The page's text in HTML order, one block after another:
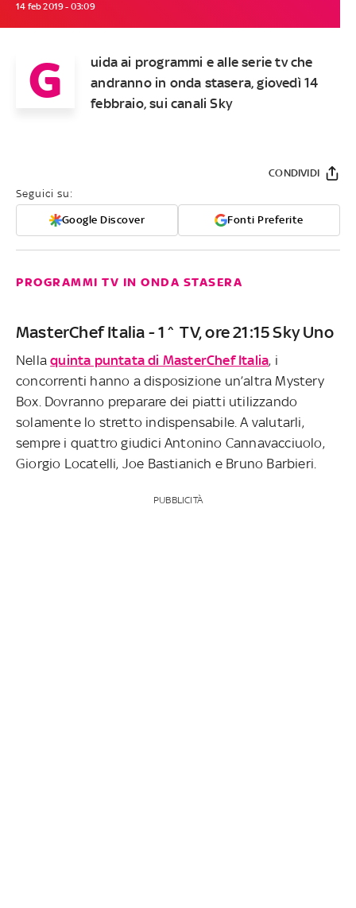
14 feb 2019 - 03:09
G
uida ai programmi e alle serie tv che
andranno in onda stasera, giovedì 14
febbraio, sui canali Sky
Seguici su:
Google Discover Fonti Preferite
CONDIVIDI
PROGRAMMI TV IN ONDA STASERA
MasterChef Italia - 1^ TV, ore 21:15 Sky Uno
Nellaquinta puntata di MasterChef Italia, i
concorrenti hanno a disposizione un’altra Mystery
Box. Dovranno preparare dei piatti utilizzando
solamente lo stretto indispensabile. A valutarli,
sempre i quattro giudici Antonino Cannavacciuolo,
Giorgio Locatelli, Joe Bastianich e Bruno Barbieri.
PUBBLICITÀ